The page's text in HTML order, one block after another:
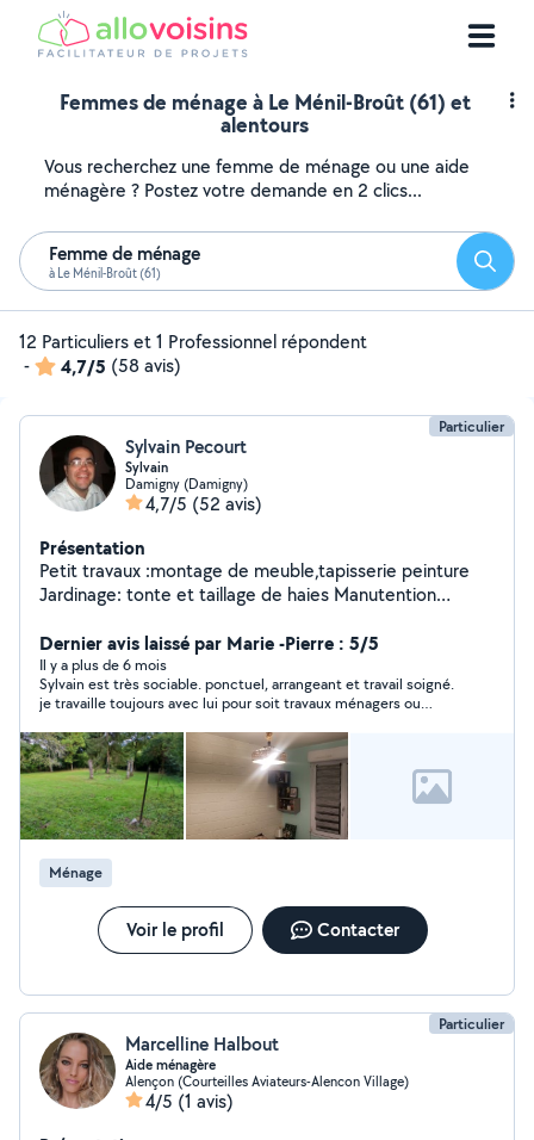
Femmes de ménage à Le Ménil-Broût (61) et
alentours
Vous recherchez une femme de ménage ou une aide
ménagère ? Postez votre demande en 2 clics...
Femme de ménage
à Le Ménil-Broût (61)
12 Particuliers et 1 Professionnel répondent
-
4,7/5 (58 avis)
Particulier
Sylvain Pecourt
Sylvain
Damigny (Damigny)
4,7/5 (52 avis)
Présentation
Petit travaux :montage de meuble,tapisserie peinture
Jardinage: tonte et taillage de haies Manutention
Dernier avis laissé par Marie -Pierre : 5/5
Il y a plus de 6 mois
Sylvain est très sociable. ponctuel, arrangeant et travail soigné.
je travaille toujours avec lui pour soit travaux ménagers ou
Ménage
Voir le profil Contacter
Particulier
Marcelline Halbout
Aide ménagère
Alençon (Courteilles Aviateurs-Alencon Village)
4/5 (1 avis)